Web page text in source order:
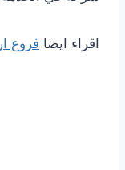
اقراء ايضا فروع